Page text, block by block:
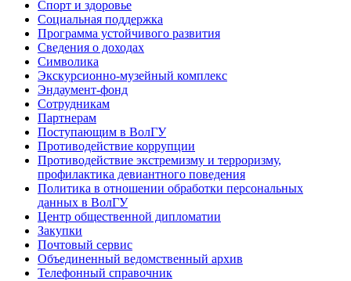
Спорт и здоровье
Социальная поддержка
Программа устойчивого развития
Сведения о доходах
Символика
Экскурсионно-музейный комплекс
Эндаумент-фонд
Сотрудникам
Партнерам
Поступающим в ВолГУ
Противодействие коррупции
Противодействие экстремизму и терроризму,
профилактика девиантного поведения
Политика в отношении обработки персональных
данных в ВолГУ
Центр общественной дипломатии
Закупки
Почтовый сервис
Объединенный ведомственный архив
Телефонный справочник